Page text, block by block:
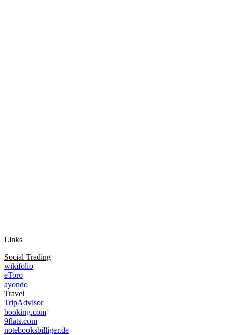
Links
Social Trading
wikifolio
eToro
ayondo
Travel
TripAdvisor
booking.com
9flats.com
notebooksbilliger.de